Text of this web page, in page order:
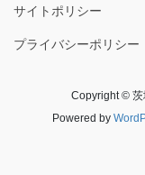
サイトポリシー
プライバシーポリシー
Copyright © 茨
Powered by